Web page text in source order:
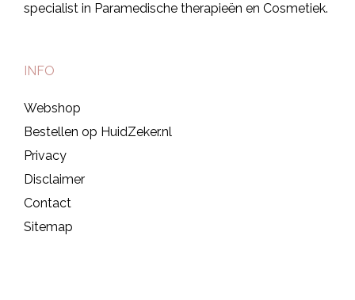
specialist in Paramedische therapieën en Cosmetiek.
INFO
Webshop
Bestellen op HuidZeker.nl
Privacy
Disclaimer
Contact
Sitemap